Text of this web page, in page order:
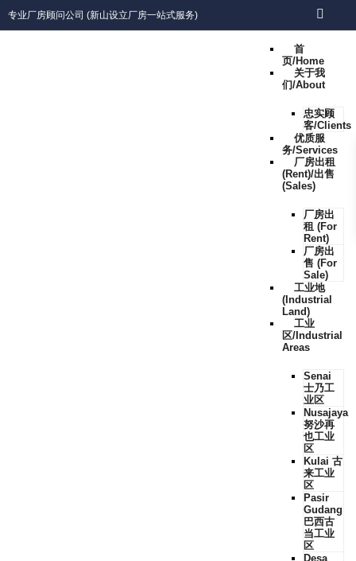
专业厂房顾问公司 (新山设立厂房一站式服务)
首
页/Home
关于我
们/About
忠实顾
客/Clients
优质服
务/Services
厂房出租
(Rent)/出售
(Sales)
厂房出
租 (For
Rent)
厂房出
售 (For
Sale)
工业地
(Industrial
Land)
工业
区/Industrial
Areas
Senai
士乃工
业区
Nusajaya
努沙再
也工业
区
Kulai 古
来工业
区
Pasir
Gudang
巴西古
当工业
区
Desa